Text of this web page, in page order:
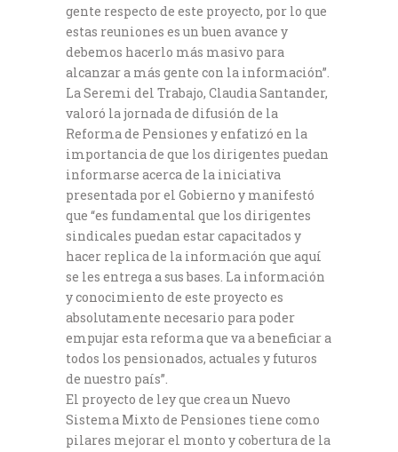
gente respecto de este proyecto, por lo que
estas reuniones es un buen avance y
debemos hacerlo más masivo para
alcanzar a más gente con la información”.
La Seremi del Trabajo, Claudia Santander,
valoró la jornada de difusión de la
Reforma de Pensiones y enfatizó en la
importancia de que los dirigentes puedan
informarse acerca de la iniciativa
presentada por el Gobierno y manifestó
que “es fundamental que los dirigentes
sindicales puedan estar capacitados y
hacer replica de la información que aquí
se les entrega a sus bases. La información
y conocimiento de este proyecto es
absolutamente necesario para poder
empujar esta reforma que va a beneficiar a
todos los pensionados, actuales y futuros
de nuestro país”.
El proyecto de ley que crea un Nuevo
Sistema Mixto de Pensiones tiene como
pilares mejorar el monto y cobertura de la